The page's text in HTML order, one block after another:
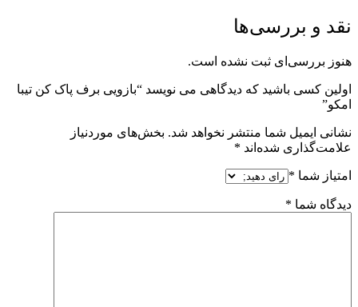
بررسی‌ها
ثبت نشده است.
باشید که دیدگاهی می نویسد “بازویی برف پاک کن تیبا
شما منتشر نخواهد شد. بخش‌های موردنیاز
شده‌اند*
*
*